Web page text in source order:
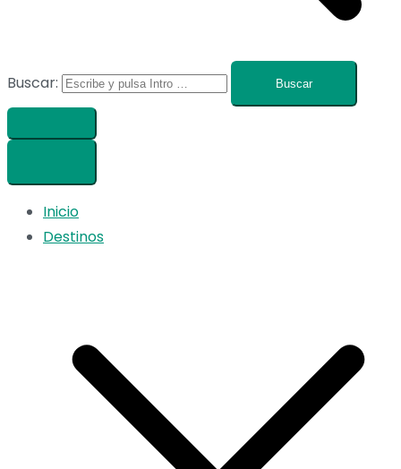
Buscar:
Inicio
Destinos